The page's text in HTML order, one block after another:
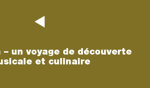
– un voyage de découverte
et culinaire